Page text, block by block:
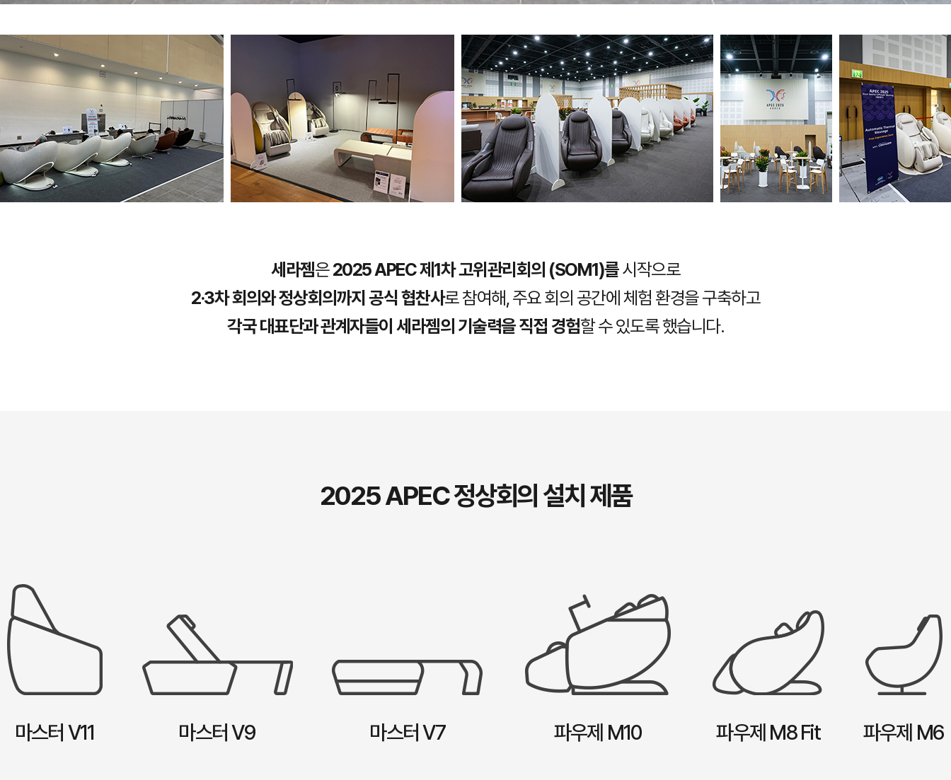
세라젬은2025 APEC 제1차 고위관리회의 (SOM1)를시작으로
2·3차 회의와 정상회의까지 공식 협찬사로 참여해, 주요 회의 공간에 체험 환경을 구축하고
각국 대표단과 관계자들이 세라젬의 기술력을 직접 경험할 수 있도록 했습니다.
2025 APEC 정상회의 설치 제품
마스터 V11 마스터 V9 마스터 V7 파우제 M10 파우제 M8 Fit 파우제 M6